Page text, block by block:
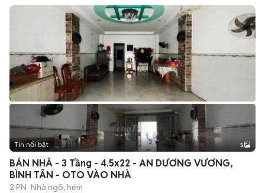
Tin nổi bật 5
BÁN NHÀ - 3 Tầng - 4.5x22 - AN DƯƠNG VƯƠNG,
BÌNH TÂN - OTO VÀO NHÀ
2 PN Nhà ngõ, hẻm